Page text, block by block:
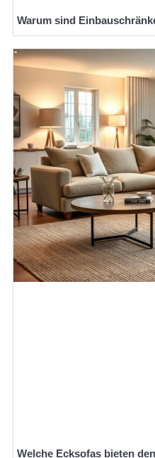
Warum sind
Welche Ecksofas bieten